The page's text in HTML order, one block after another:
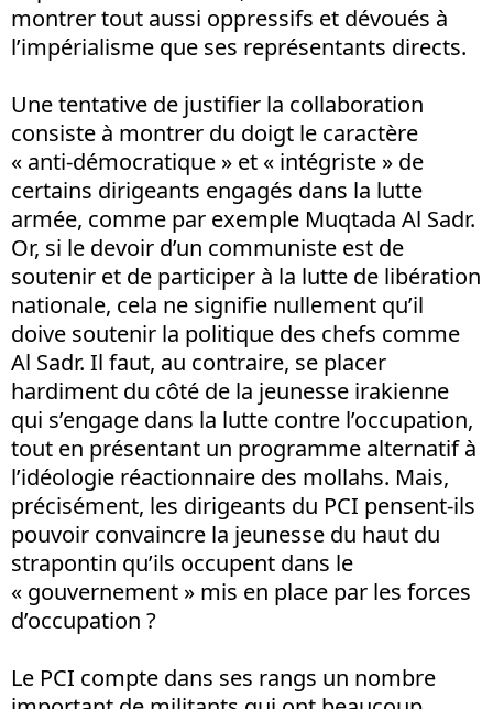
montrer tout aussi oppressifs et dévoués à
l’impérialisme que ses représentants directs.
Une tentative de justifier la collaboration
consiste à montrer du doigt le caractère
« anti-démocratique » et « intégriste » de
certains dirigeants engagés dans la lutte
armée, comme par exemple Muqtada Al Sadr.
Or, si le devoir d’un communiste est de
soutenir et de participer à la lutte de libération
nationale, cela ne signifie nullement qu’il
doive soutenir la politique des chefs comme
Al Sadr. Il faut, au contraire, se placer
hardiment du côté de la jeunesse irakienne
qui s’engage dans la lutte contre l’occupation,
tout en présentant un programme alternatif à
l’idéologie réactionnaire des mollahs. Mais,
précisément, les dirigeants du PCI pensent-ils
pouvoir convaincre la jeunesse du haut du
strapontin qu’ils occupent dans le
« gouvernement » mis en place par les forces
d’occupation ?
Le PCI compte dans ses rangs un nombre